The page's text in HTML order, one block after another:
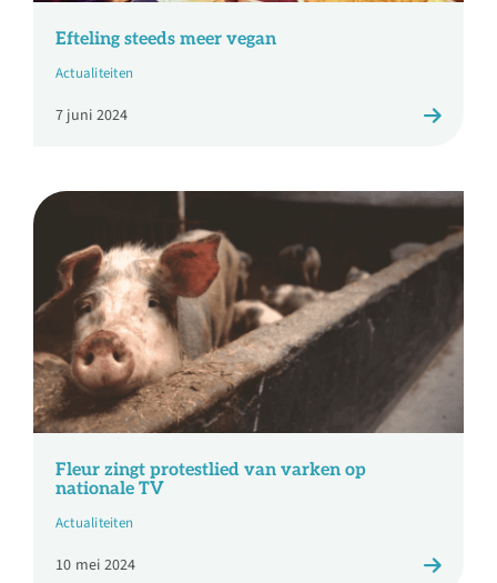
Efteling steeds meer vegan
Actualiteiten
7 juni 2024
Fleur zingt protestlied van varken op
nationale TV
Actualiteiten
10 mei 2024